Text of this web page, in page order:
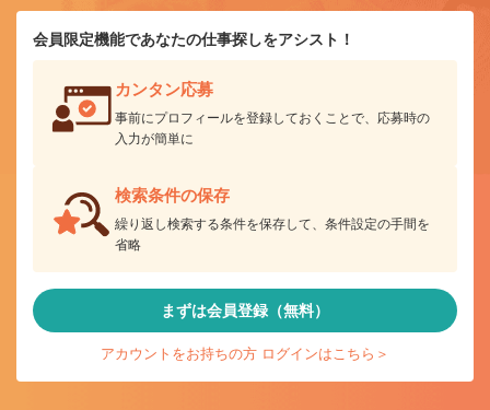
会員限定機能であなたの仕事探しをアシスト！
カンタン応募
事前にプロフィールを登録しておくことで、応募時の
入力が簡単に
検索条件の保存
繰り返し検索する条件を保存して、条件設定の手間を
省略
まずは会員登録（無料）
アカウントをお持ちの方 ログインはこちら＞